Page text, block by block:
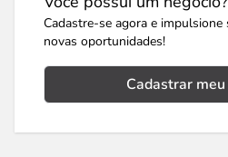
Cadastre-se agora e impulsione
novas oportunidades!
Cadastrar